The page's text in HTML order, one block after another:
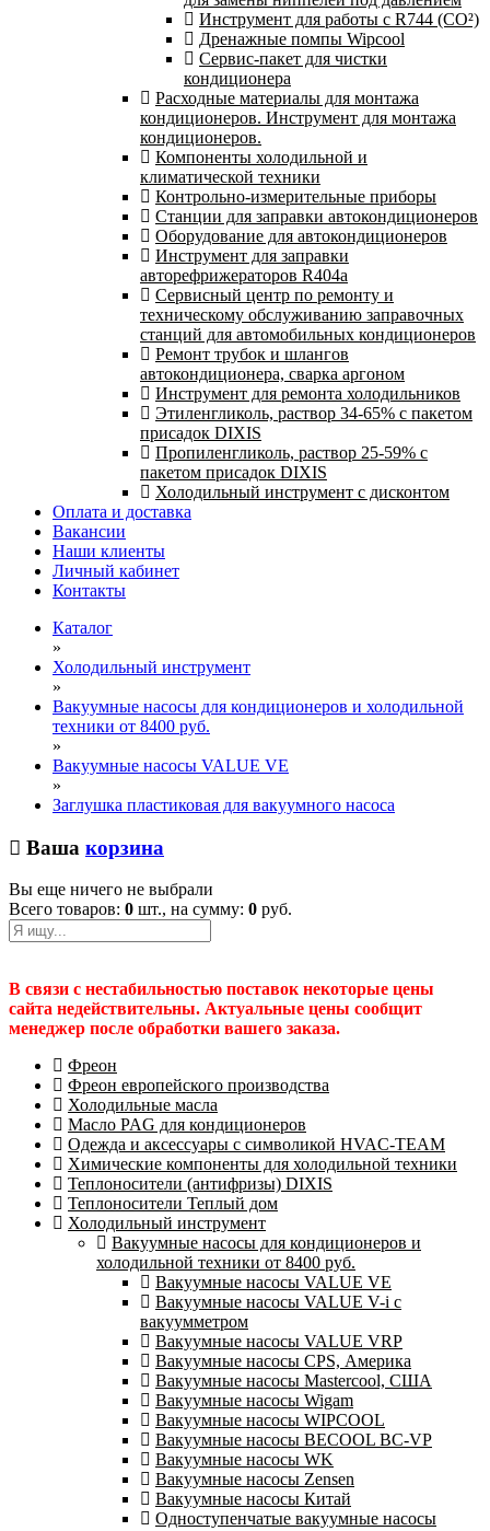
Инструмент для работы с R744 (CO²)
Дренажные помпы Wipcool
Сервис-пакет для чистки
кондиционера
Расходные материалы для монтажа
кондиционеров. Инструмент для монтажа
кондиционеров.
Компоненты холодильной и
климатической техники
Контрольно-измерительные приборы
Станции для заправки автокондиционеров
Оборудование для автокондиционеров
Инструмент для заправки
авторефрижераторов R404a
Сервисный центр по ремонту и
техническому обслуживанию заправочных
станций для автомобильных кондиционеров
Ремонт трубок и шлангов
автокондиционера, сварка аргоном
Инструмент для ремонта холодильников
Этиленгликоль, раствор 34-65% с пакетом
присадок DIXIS
Пропиленгликоль, раствор 25-59% с
пакетом присадок DIXIS
Холодильный инструмент с дисконтом
Оплата и доставка
Вакансии
Наши клиенты
Личный кабинет
Контакты
Каталог
»
Холодильный инструмент
»
Вакуумные насосы для кондиционеров и холодильной
техники от 8400 руб.
»
Вакуумные насосы VALUE VE
»
Заглушка пластиковая для вакуумного насоса
Ваша корзина
Вы еще ничего не выбрали
Всего товаров: 0 шт., на сумму: 0 руб.
В связи с нестабильностью поставок некоторые цены
сайта недействительны. Актуальные цены сообщит
менеджер после обработки вашего заказа.
Фреон
Фреон европейского производства
Холодильные масла
Масло PAG для кондиционеров
Одежда и аксессуары с символикой HVAC-TEAM
Химические компоненты для холодильной техники
Теплоносители (антифризы) DIXIS
Теплоносители Теплый дом
Холодильный инструмент
Вакуумные насосы для кондиционеров и
холодильной техники от 8400 руб.
Вакуумные насосы VALUE VE
Вакуумные насосы VALUE V-i с
вакуумметром
Вакуумные насосы VALUE VRP
Вакуумные насосы CPS, Америка
Вакуумные насосы Mastercool, США
Вакуумные насосы Wigam
Вакуумные насосы WIPCOOL
Вакуумные насосы BECOOL BC-VP
Вакуумные насосы WK
Вакуумные насосы Zensen
Вакуумные насосы Китай
Одноступенчатые вакуумные насосы